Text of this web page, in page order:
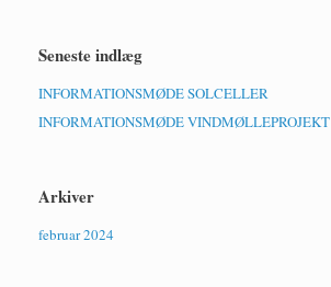
Seneste indlæg
INFORMATIONSMØDE SOLCELLER
INFORMATIONSMØDE VINDMØLLEPROJEKT
Arkiver
februar 2024